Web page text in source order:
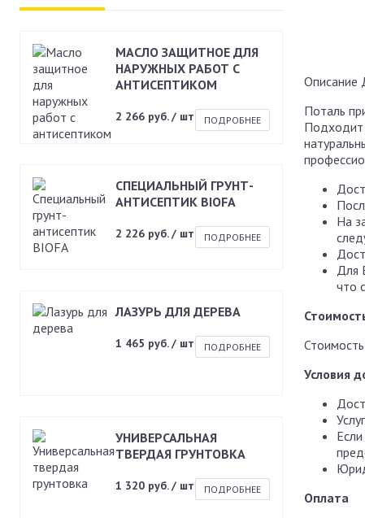
МАСЛО ЗАЩИТНОЕ ДЛЯ
НАРУЖНЫХ РАБОТ С
АНТИСЕПТИКОМ
2 266 руб. / шт ПОДРОБНЕЕ
СПЕЦИАЛЬНЫЙ ГРУНТ-
АНТИСЕПТИК BIOFA
2 226 руб. / шт ПОДРОБНЕЕ
ЛАЗУРЬ ДЛЯ ДЕРЕВА
1 465 руб. / шт ПОДРОБНЕЕ
УНИВЕРСАЛЬНАЯ
ТВЕРДАЯ ГРУНТОВКА
1 320 руб. / шт ПОДРОБНЕЕ
Описание
Поталь
Подходит
На
Для
что
Условия
Оплата